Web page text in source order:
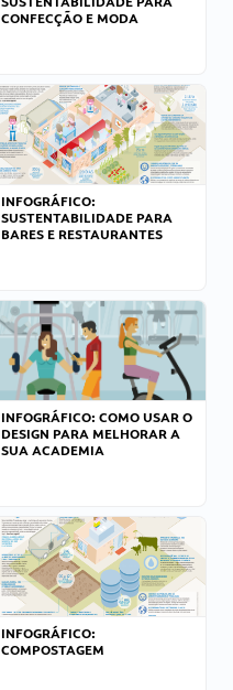
CONFECÇÃO E MODA
INFOGRÁFICO:
SUSTENTABILIDADE PARA
BARES E RESTAURANTES
INFOGRÁFICO: COMO USAR O
DESIGN PARA MELHORAR A
SUA ACADEMIA
INFOGRÁFICO:
COMPOSTAGEM